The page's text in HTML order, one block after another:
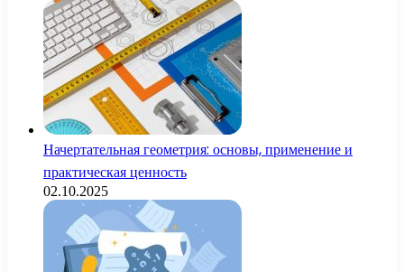
Начертательная геометрия: основы, применение и
практическая ценность
02.10.2025